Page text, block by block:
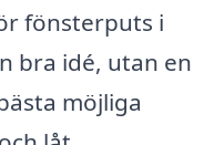
fönsterputs i
bra idé, utan en
möjliga